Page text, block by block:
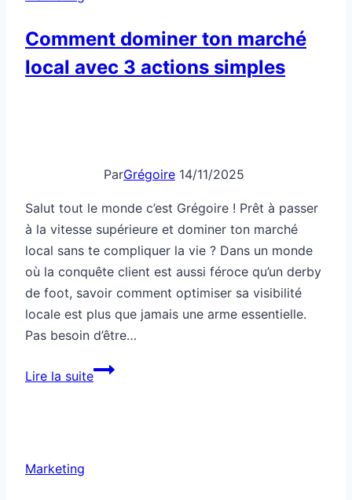
Comment dominer ton marché
local avec 3 actions simples
ParGrégoire 14/11/2025
Salut tout le monde c’est Grégoire ! Prêt à passer
à la vitesse supérieure et dominer ton marché
local sans te compliquer la vie ? Dans un monde
où la conquête client est aussi féroce qu’un derby
de foot, savoir comment optimiser sa visibilité
locale est plus que jamais une arme essentielle.
Pas besoin d’être…
Lire la suiteComment
Marketing